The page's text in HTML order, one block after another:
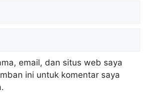
email, dan situs web saya
ini untuk komentar saya